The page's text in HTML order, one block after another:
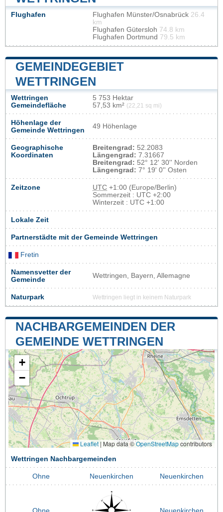
Flughafen Flughafen Münster/Osnabrück 26.4
km
Flughafen Gütersloh 74.8 km
Flughafen Dortmund 79.5 km
GEMEINDEGEBIET
WETTRINGEN
Wettringen
Gemeindefläche
5 753 Hektar
57,53 km² (22,21 sq mi)
Höhenlage der
Gemeinde Wettringen
49 Höhenlage
Geographische
Koordinaten
Breitengrad: 52.2083
Längengrad: 7.31667
Breitengrad: 52° 12' 30'' Norden
Längengrad: 7° 19' 0'' Osten
Zeitzone UTC +1:00 (Europe/Berlin)
Sommerzeit : UTC +2:00
Winterzeit : UTC +1:00
Lokale Zeit
Partnerstädte mit der Gemeinde Wettringen
Fretin
Namensvetter der
Gemeinde
Wettringen, Bayern, Allemagne
Naturpark Wettringen liegt in keinem Naturpark
NACHBARGEMEINDEN DER
GEMEINDE WETTRINGEN
+
−
Leaflet | Map data ©OpenStreetMapcontributors
Wettringen Nachbargemeinden
Ohne Neuenkirchen Neuenkirchen